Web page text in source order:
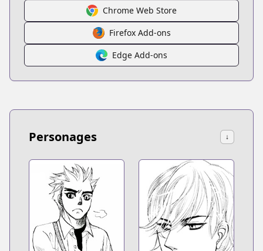
Chrome Web Store
Firefox Add-ons
Edge Add-ons
Personages ↓